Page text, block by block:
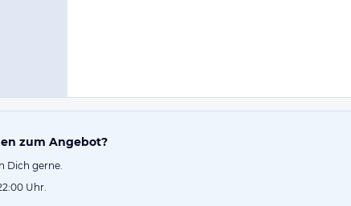
zum Angebot?
Dich gerne.
Uhr.